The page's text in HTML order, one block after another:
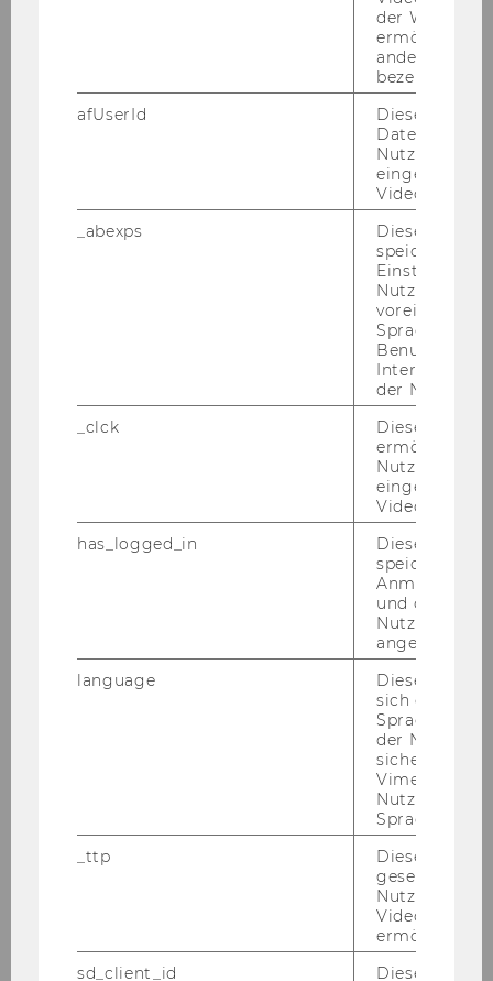
der WU-
ermöglichen
andere nicht
bezeichnete
afUserId
Dieses
Daten von
Videos
_abexps
Dieses Cookie
speichert
Nutzer*in, zB.
Sprache,
der Nutzer*in
_clck
Dieses Cookie
ermöglicht
Nutzung des
Video Players
has_logged_in
Dieses Cookie
speichert
und ob sich
Nutzer*in
angemeldet
language
Dieses
sich die
der
Vimeo in der
Nutzer
Sprache
_ttp
Dieser
gesetzt, um
Nutzung des
Videoplayers
ermöglichen
sd_client_id
Dieses Cookie